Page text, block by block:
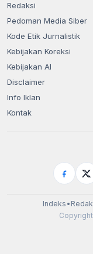
Redaksi
Pedoman Media Siber
Kode Etik Jurnalistik
Kebijakan Koreksi
Kebijakan AI
Disclaimer
Info Iklan
Kontak
Indeks •